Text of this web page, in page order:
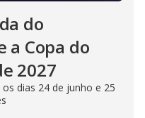
do
Copa do
2027
dias 24 de junho e 25